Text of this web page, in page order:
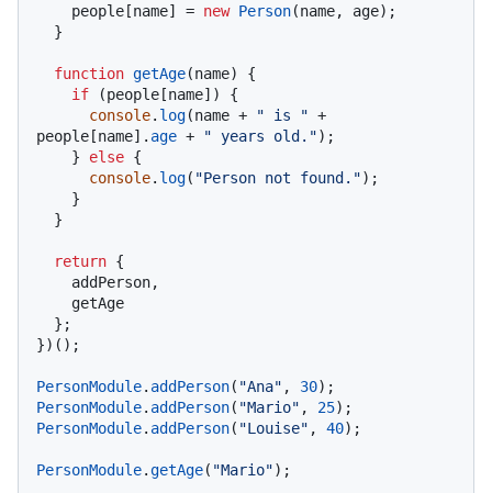
    people[name] =
new Person(name, age);
function getAge(name) {
if (people[name]) {
console. log(name + " is " +
people[name]. age + " years old.");
    }
else {
console. log( "Person not found.");
return {
})();
PersonModule. addPerson( "Ana" , 30
PersonModule. addPerson( "Mario" , 25
PersonModule. addPerson( "Louise" , 40);
PersonModule.getAge( "Mario"